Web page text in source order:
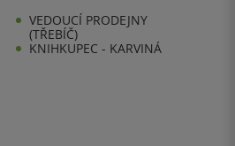
VEDOUCÍ PRODEJNY
(TŘEBÍČ)
KNIHKUPEC - KARVINÁ